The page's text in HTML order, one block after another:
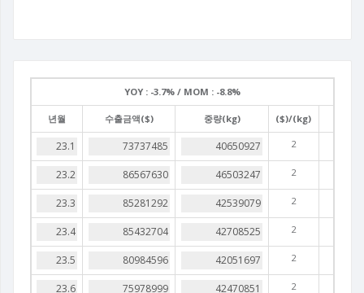
YOY : -3.7% / MOM : -8.8%
년월 수출금액($) 중량(kg) ($)/(kg)
2
2
2
2
2
2